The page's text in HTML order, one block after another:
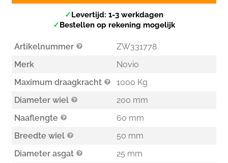
✓Levertijd: 1-3 werkdagen
✓Bestellen op rekening mogelijk
Artikelnummer
ZW331778
Merk
Novio
Maximum draagkracht
1000 Kg
Diameter wiel
200 mm
Naaflengte
60 mm
Breedte wiel
50 mm
Diameter asgat
25 mm